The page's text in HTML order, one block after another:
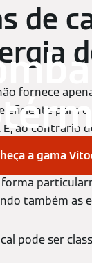
a gama
de
fornece
para
ao contrário
o gás ou
também as
pode ser